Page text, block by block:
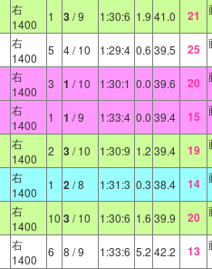
右
1400
1 3/ 9 1:30:6 1.9 41.0 21
右
1400
5 4/ 10 1:29:4 0.6 39.5 25
右
1400
3 1 / 10 1:30:1 0.0 39.6 20
右
1400
1 1 / 9 1:33:4 0.0 39.4 15
右
1400
2 3/ 10 1:30:9 1.2 39.4 19
右
1400
1 2/ 8 1:31:3 0.3 38.4 14
右
1400
10 3/ 10 1:30:6 1.6 39.9 20
右
1400
6 8 / 9 1:33:6 5.2 42.2 13